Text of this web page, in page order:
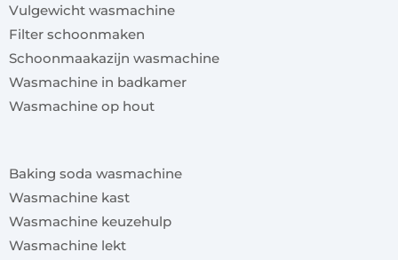
Vulgewicht wasmachine
Filter schoonmaken
Schoonmaakazijn wasmachine
Wasmachine in badkamer
Wasmachine op hout
Baking soda wasmachine
Wasmachine kast
Wasmachine keuzehulp
Wasmachine lekt